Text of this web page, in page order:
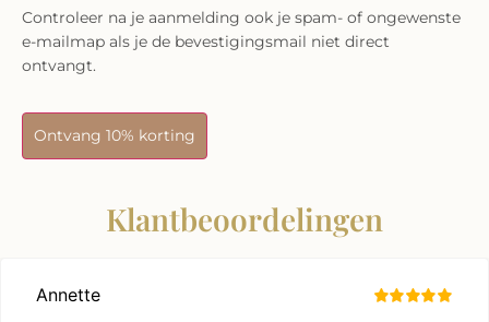
Controleer na je aanmelding ook je spam- of ongewenste
e-mailmap als je de bevestigingsmail niet direct
ontvangt.
Ontvang 10% korting
Klantbeoordelingen